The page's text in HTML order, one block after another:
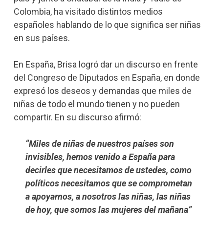
Colombia, ha visitado distintos medios
españoles hablando de lo que significa ser niñas
en sus países.
En España, Brisa logró dar un discurso en frente
del Congreso de Diputados en España, en donde
expresó los deseos y demandas que miles de
niñas de todo el mundo tienen y no pueden
compartir. En su discurso afirmó:
“Miles de niñas de nuestros países son
invisibles, hemos venido a España para
decirles que necesitamos de ustedes, como
políticos necesitamos que se comprometan
a apoyarnos, a nosotros las niñas, las niñas
de hoy, que somos las mujeres del mañana”